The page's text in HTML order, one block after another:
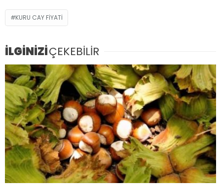
KURU CAY FIYATI
İLGİNİZİÇEKEBİLİR